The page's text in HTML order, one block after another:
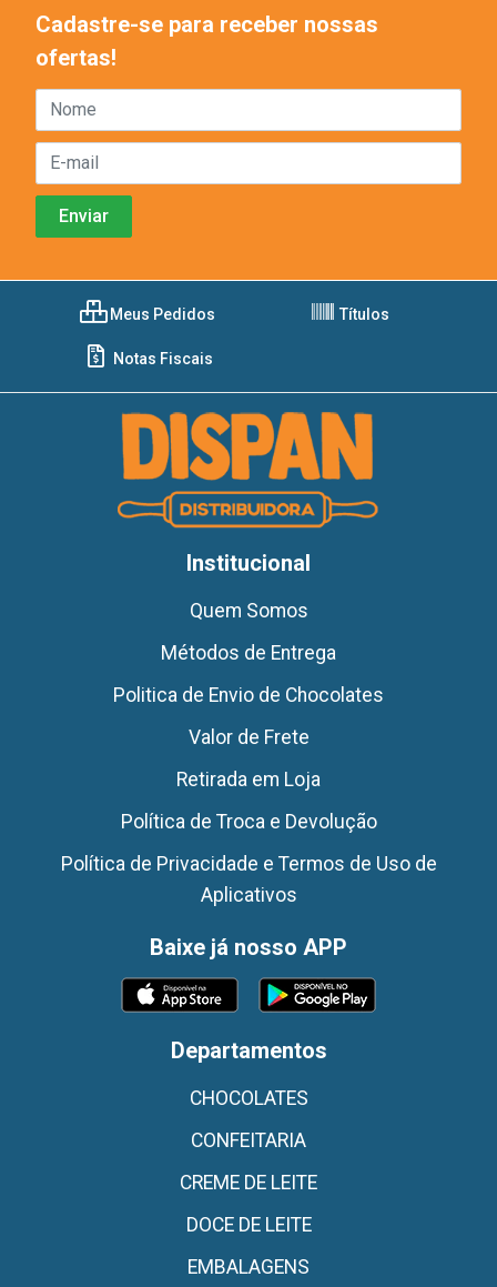
Cadastre-se para receber nossas
ofertas!
Meus Pedidos Títulos
Notas Fiscais
Institucional
Quem Somos
Métodos de Entrega
Politica de Envio de Chocolates
Valor de Frete
Retirada em Loja
Política de Troca e Devolução
Política de Privacidade e Termos de Uso de
Aplicativos
Baixe já nosso APP
Departamentos
CHOCOLATES
CONFEITARIA
CREME DE LEITE
DOCE DE LEITE
EMBALAGENS